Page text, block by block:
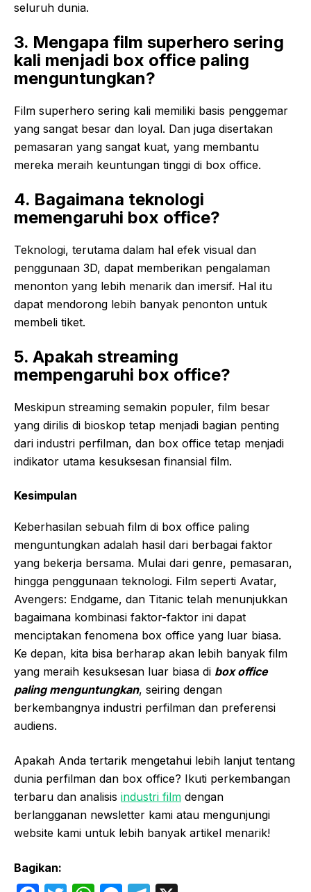
seluruh dunia.
3. Mengapa film superhero sering
kali menjadi box office paling
menguntungkan?
Film superhero sering kali memiliki basis penggemar
yang sangat besar dan loyal. Dan juga disertakan
pemasaran yang sangat kuat, yang membantu
mereka meraih keuntungan tinggi di box office.
4. Bagaimana teknologi
memengaruhi box office?
Teknologi, terutama dalam hal efek visual dan
penggunaan 3D, dapat memberikan pengalaman
menonton yang lebih menarik dan imersif. Hal itu
dapat mendorong lebih banyak penonton untuk
membeli tiket.
5. Apakah streaming
mempengaruhi box office?
Meskipun streaming semakin populer, film besar
yang dirilis di bioskop tetap menjadi bagian penting
dari industri perfilman, dan box office tetap menjadi
indikator utama kesuksesan finansial film.
Kesimpulan
Keberhasilan sebuah film di box office paling
menguntungkan adalah hasil dari berbagai faktor
yang bekerja bersama. Mulai dari genre, pemasaran,
hingga penggunaan teknologi. Film seperti Avatar,
Avengers: Endgame, dan Titanic telah menunjukkan
bagaimana kombinasi faktor-faktor ini dapat
menciptakan fenomena box office yang luar biasa.
Ke depan, kita bisa berharap akan lebih banyak film
yang meraih kesuksesan luar biasa di box office
paling menguntungkan, seiring dengan
berkembangnya industri perfilman dan preferensi
audiens.
Apakah Anda tertarik mengetahui lebih lanjut tentang
dunia perfilman dan box office? Ikuti perkembangan
terbaru dan analisis industri film dengan
berlangganan newsletter kami atau mengunjungi
website kami untuk lebih banyak artikel menarik!
Bagikan: